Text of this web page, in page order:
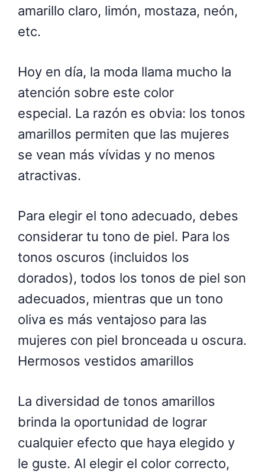
amarillo claro, limón, mostaza, neón,
etc.
Hoy en día, la moda llama mucho la
atención sobre este color
especial. La razón es obvia: los tonos
amarillos permiten que las mujeres
se vean más vívidas y no menos
atractivas.
Para elegir el tono adecuado, debes
considerar tu tono de piel. Para los
tonos oscuros (incluidos los
dorados), todos los tonos de piel son
adecuados, mientras que un tono
oliva es más ventajoso para las
mujeres con piel bronceada u oscura.
Hermosos vestidos amarillos
La diversidad de tonos amarillos
brinda la oportunidad de lograr
cualquier efecto que haya elegido y
le guste. Al elegir el color correcto,